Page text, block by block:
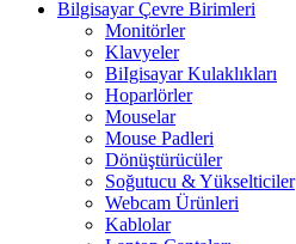
Bilgisayar Çevre Birimleri
Monitörler
Klavyeler
BiIgisayar Kulaklıkları
Hoparlörler
Mouselar
Mouse Padleri
Dönüştürücüler
Soğutucu & Yükselticiler
Webcam Ürünleri
Kablolar